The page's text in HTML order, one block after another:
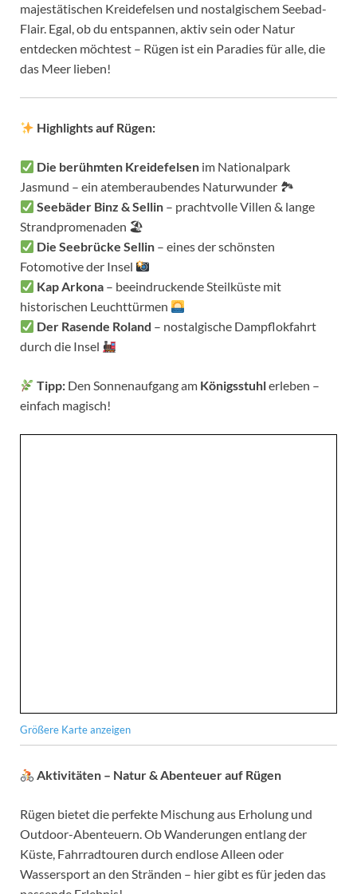
majestätischen Kreidefelsen und nostalgischem Seebad-
Flair. Egal, ob du entspannen, aktiv sein oder Natur
entdecken möchtest – Rügen ist ein Paradies für alle, die
das Meer lieben!
Highlights auf Rügen:
Die berühmten Kreidefelsen im Nationalpark
Jasmund – ein atemberaubendes Naturwunder 🏞
Seebäder Binz & Sellin – prachtvolle Villen & lange
Strandpromenaden 🏖
Die Seebrücke Sellin – eines der schönsten
Fotomotive der Insel
Kap Arkona – beeindruckende Steilküste mit
historischen Leuchttürmen
Der Rasende Roland – nostalgische Dampflokfahrt
durch die Insel
Tipp: Den Sonnenaufgang am Königsstuhlerleben –
einfach magisch!
Größere Karte anzeigen
Aktivitäten – Natur & Abenteuer auf Rügen
Rügen bietet die perfekte Mischung aus Erholung und
Outdoor-Abenteuern. Ob Wanderungen entlang der
Küste, Fahrradtouren durch endlose Alleen oder
Wassersport an den Stränden – hier gibt es für jeden das